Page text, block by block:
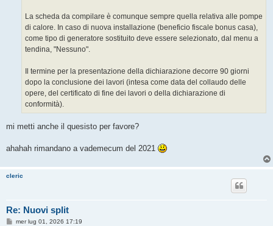
La scheda da compilare è comunque sempre quella relativa alle pompe
di calore. In caso di nuova installazione (beneficio fiscale bonus casa),
come tipo di generatore sostituito deve essere selezionato, dal menu a
tendina, "Nessuno".
Il termine per la presentazione della dichiarazione decorre 90 giorni
dopo la conclusione dei lavori (intesa come data del collaudo delle
opere, del certificato di fine dei lavori o della dichiarazione di
conformità).
mi metti anche il quesisto per favore?
ahahah rimandano a vademecum del 2021
cleric
Re: Nuovi split
Mmer lug 01, 2026 17:19